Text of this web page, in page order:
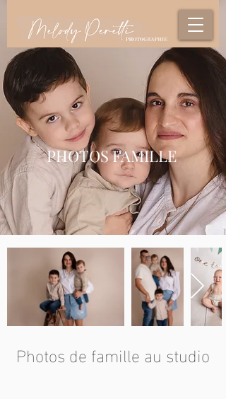
PHOTOS FAMILLE
Photos de famille au studio